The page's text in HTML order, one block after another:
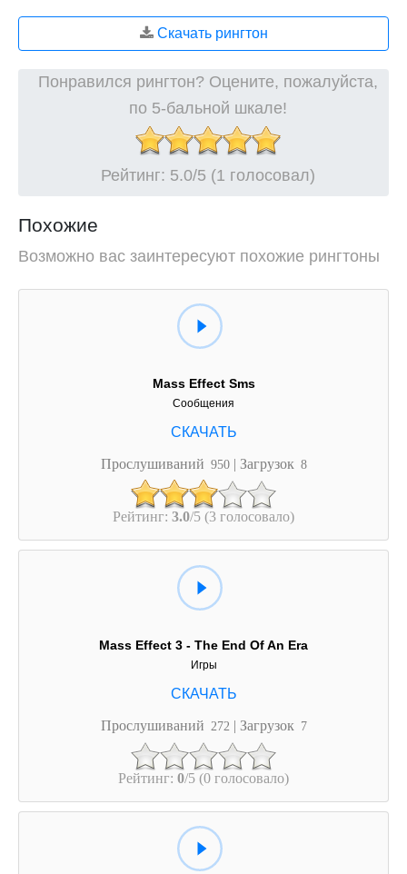
Скачать рингтон
Понравился рингтон? Оцените, пожалуйста,
по 5-бальной шкале!
Рейтинг: 5.0/5 (1 голосовал)
Похожие
Возможно вас заинтересуют похожие рингтоны
Mass Effect Sms
Сообщения
Прослушиваний 950 | Загрузок 8
Рейтинг: 3.0/5 (3 голосовало)
Mass Effect 3 - The End Of An Era
Игры
Прослушиваний 272 | Загрузок 7
Рейтинг: 0/5 (0 голосовало)